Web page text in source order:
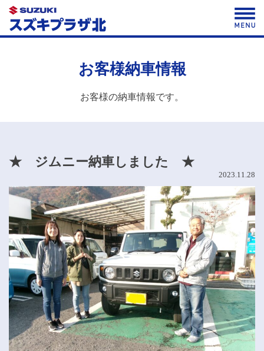
Skip
content
お客様納車情報
お客様の納車情報です。
★ ジムニー納車しました ★
2023.11.28